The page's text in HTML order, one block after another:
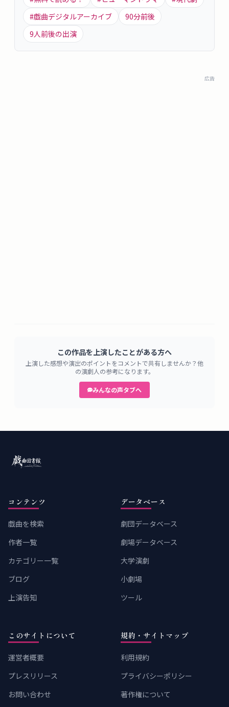
#戯曲デジタルアーカイブ 90分前後
9人前後の出演
広告
この作品を上演したことがある方へ
上演した感想や演出のポイントをコメントで共有しませんか？他
の演劇人の参考になります。
みんなの声タブへ
コンテンツ
戯曲を検索
作者一覧
カテゴリー一覧
ブログ
上演告知
データベース
劇団データベース
劇場データベース
大学演劇
小劇場
ツール
このサイトについて
運営者概要
プレスリリース
お問い合わせ
規約・サイトマップ
利用規約
プライバシーポリシー
著作権について